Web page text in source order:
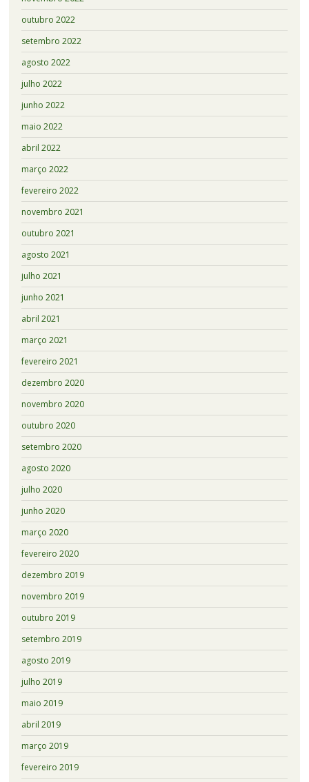
outubro 2022
setembro 2022
agosto 2022
julho 2022
junho 2022
maio 2022
abril 2022
março 2022
fevereiro 2022
novembro 2021
outubro 2021
agosto 2021
julho 2021
junho 2021
abril 2021
março 2021
fevereiro 2021
dezembro 2020
novembro 2020
outubro 2020
setembro 2020
agosto 2020
julho 2020
junho 2020
março 2020
fevereiro 2020
dezembro 2019
novembro 2019
outubro 2019
setembro 2019
agosto 2019
julho 2019
maio 2019
abril 2019
março 2019
fevereiro 2019